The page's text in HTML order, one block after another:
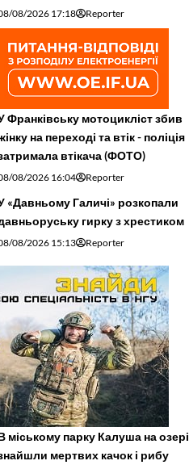
08/2026 17:18 Reporter
Франківську мотоцикліст збив
на переході та втік - поліція
втікача (ФОТО)
08/2026 16:04 Reporter
«Давньому Галичі» розкопали
гирку з хрестиком
08/2026 15:13 Reporter
міському парку Калуша на озері
мертвих качок і рибу